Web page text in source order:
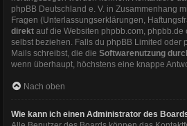
phpBB Deutschland e. V. in Zusammenhang
Fragen (Unterlassungserklärungen,
direkt auf die Websiten phpbb.com, phpbb.de
selbst beziehen. Falls du phpBB Limited oder
Mails schreibst, die die Softwarenutzung
wenn überhaupt, höchstens eine knappe
Nach oben
Wie kann ich einen Administrator des